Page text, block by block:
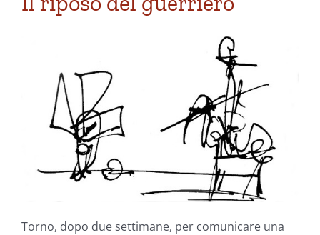
Torno, dopo due settimane, per comunicare una